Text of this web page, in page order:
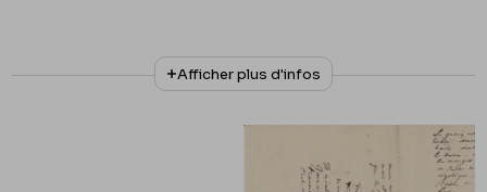
N° d'inventaire
III/215/1/1
Collationnage
Autographe
Belgique, Bruxelles, Bibliothèque royale de
Belgique, Cabinet des Manuscrits
Afficher plus d'infos